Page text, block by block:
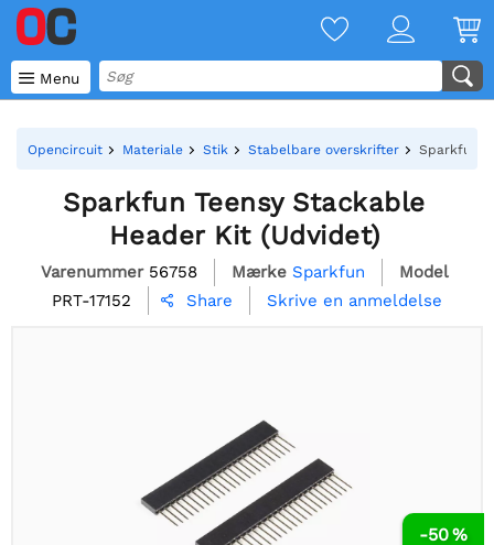
 Menu
Opencircuit Materiale Stik Stabelbare overskrifter Sparkfun
Sparkfun Teensy Stackable
Header Kit (Udvidet)
Varenummer 56758 Mærke Sparkfun
Model
PRT-17152
 Share Skrive en anmeldelse
-50 %